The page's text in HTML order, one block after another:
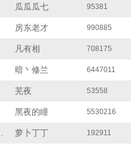
瓜瓜瓜七 95381
房东老才 990885
凡有相 708175
暗丶修兰 6447011
芜夜 53558
黑夜的瞳 5530216
萝卜丁丁 192911